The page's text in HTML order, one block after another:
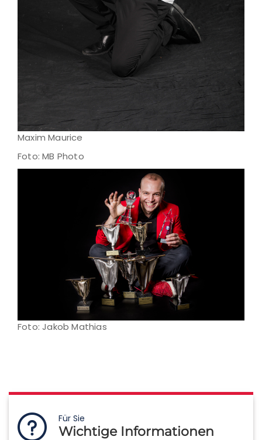
Maxim Maurice
Foto: MB Photo
Foto: Jakob Mathias
Für Sie
Wichtige Informationen